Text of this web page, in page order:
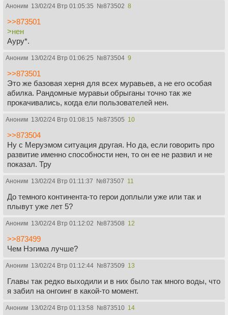
Аноним 13/02/24 Втр 01:05:35 №873502 8
>>873501
>нен
Ауру*.
Аноним 13/02/24 Втр 01:06:25 №873504 9
>>873501
Это же базовая херня для всех муравьев, а не его особая
абилка. Рандомные муравьи обрыганы точно так же
прокачивались, когда ели пользователей нен.
Аноним 13/02/24 Втр 01:08:15 №873505 10
>>873504
Ну с Меруэмом ситуация другая. Но да, если говорить про
развитие именно способности нен, то он ее не развил и не
показал. Тру
Аноним 13/02/24 Втр 01:11:37 №873507 11
До темного континента-то герои доплыли уже или так и
плывут уже лет 5?
Аноним 13/02/24 Втр 01:12:02 №873508 12
>>873499
Чем Нэгима лучше?
Аноним 13/02/24 Втр 01:12:44 №873509 13
Главы так редко выходили и в них было так много воды, что
я забил на онгоинг в какой-то момент.
Аноним 13/02/24 Втр 01:13:58 №873510 14